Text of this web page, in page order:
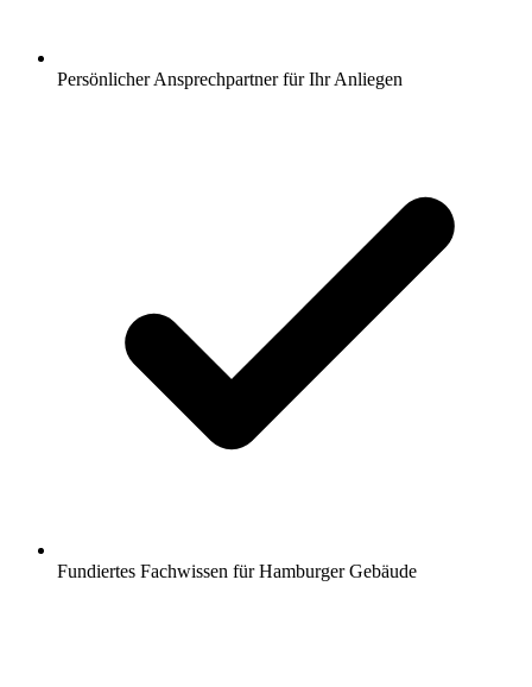
Persönlicher Ansprechpartner für Ihr Anliegen
Fundiertes Fachwissen für Hamburger Gebäude